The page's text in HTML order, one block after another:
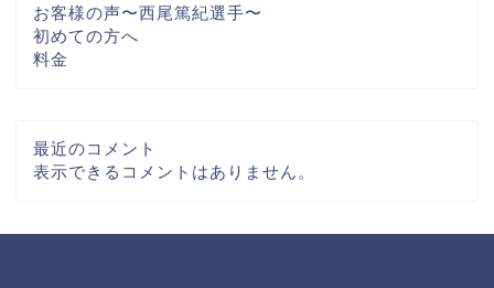
お客様の声〜西尾篤紀選手〜
初めての方へ
料金
最近のコメント
表示できるコメントはありません。